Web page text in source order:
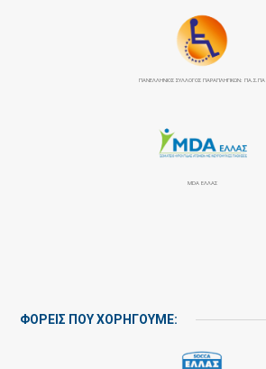
ΠΑΝΕΛΛΉΝΙΟΣ ΣΎΛΛΟΓΟΣ ΠΑΡΑΠΛΗΓΙΚΏΝ: ΠΑ.Σ.ΠΑ
MDA ΕΛΛΑΣ
ΦΟΡΕΙΣ ΠΟΥ ΧΟΡΗΓΟΥΜΕ: